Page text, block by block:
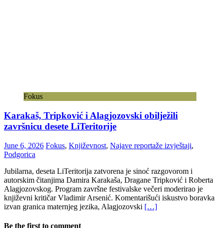
Fokus
Karakaš, Tripković i Alagjozovski obilježili
završnicu desete LiTeritorije
June 6, 2026 Fokus, Književnost, Najave reportaže izvještaji,
Podgorica
Jubilarna, deseta LiTeritorija zatvorena je sinoć razgovorom i
autorskim čitanjima Damira Karakaša, Dragane Tripković i Roberta
Alagjozovskog. Program završne festivalske večeri moderirao je
književni kritičar Vladimir Arsenić. Komentarišući iskustvo boravka
izvan granica maternjeg jezika, Alagjozovski […]
Be the first to comment